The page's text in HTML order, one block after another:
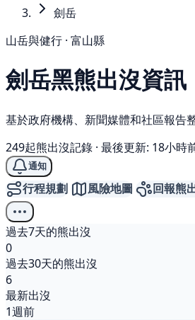
劍岳
山岳與健行 · 富山縣
劍岳黑熊出沒資訊
基於政府機構、新聞媒體和社區報告
249起熊出沒記錄 · 最後更新: 18小時
通知
行程規劃 風險地圖 回報熊
過去7天的熊出沒
0
過去30天的熊出沒
6
最新出沒
1週前